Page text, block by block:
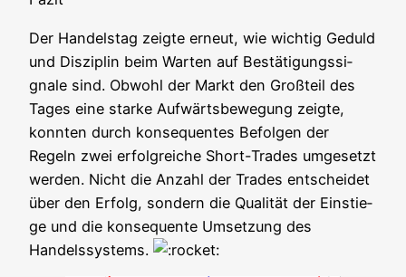
Der Han­dels­tag zeig­te erneut, wie wich­tig Geduld
und Dis­zi­plin beim War­ten auf Bestä­ti­gungs­si­
gna­le sind. Obwohl der Markt den Groß­teil des
Tages eine star­ke Auf­wärts­be­we­gung zeig­te,
konn­ten durch kon­se­quen­tes Befol­gen der
Regeln zwei erfolg­rei­che Short-Trades umge­setzt
wer­den. Nicht die Anzahl der Trades ent­schei­det
über den Erfolg, son­dern die Qua­li­tät der Ein­stie­
ge und die kon­se­quen­te Umset­zung des
Handelssystems.